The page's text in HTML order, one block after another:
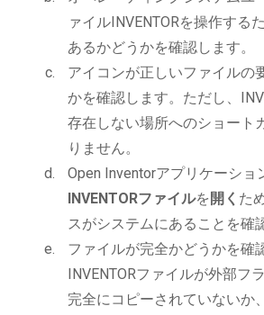
ァイルINVENTORを操作する
あるかどうかを確認します。
アイコンが正しいファイルの
かを確認します。ただし、
存在しない場所へのショート
りません。
Open Inventorアプリケーショ
INVENTORファイルを 開く た
スがシステムにあることを確
ファイルが完全かどうかを確
INVENTORファイルが外部フ
完全にコピーされていないか